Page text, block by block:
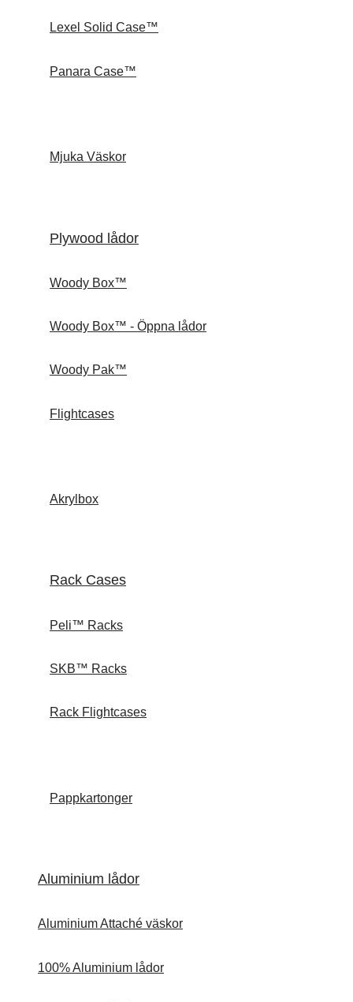
Lexel Solid Case™
Panara Case™
Mjuka Väskor
Plywood lådor
Woody Box™
Woody Box™ - Öppna lådor
Woody Pak™
Flightcases
Akrylbox
Rack Cases
Peli™ Racks
SKB™ Racks
Rack Flightcases
Pappkartonger
Aluminium lådor
Aluminium Attaché väskor
100% Aluminium lådor